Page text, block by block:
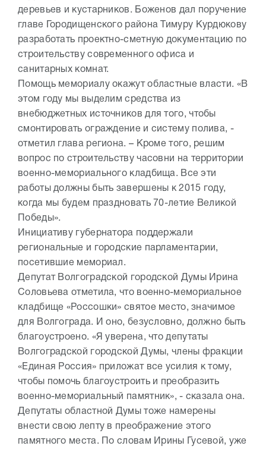
деревьев и кустарников. Боженов дал поручение
главе Городищенского района Тимуру Курдюкову
разработать проектно-сметную документацию по
строительству современного офиса и
санитарных комнат.
Помощь мемориалу окажут областные власти. «В
этом году мы выделим средства из
внебюджетных источников для того, чтобы
смонтировать ограждение и систему полива, -
отметил глава региона. – Кроме того, решим
вопрос по строительству часовни на территории
военно-мемориального кладбища. Все эти
работы должны быть завершены к 2015 году,
когда мы будем праздновать 70-летие Великой
Победы».
Инициативу губернатора поддержали
региональные и городские парламентарии,
посетившие мемориал.
Депутат Волгоградской городской Думы Ирина
Соловьева отметила, что военно-мемориальное
кладбище «Россошки» святое место, значимое
для Волгограда. И оно, безусловно, должно быть
благоустроено. «Я уверена, что депутаты
Волгоградской городской Думы, члены фракции
«Единая Россия» приложат все усилия к тому,
чтобы помочь благоустроить и преобразить
военно-мемориальный памятник», - сказала она.
Депутаты областной Думы тоже намерены
внести свою лепту в преображение этого
памятного места. По словам Ирины Гусевой, уже